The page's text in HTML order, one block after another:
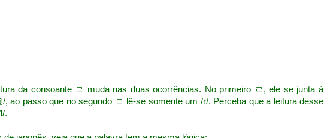
da consoante ㄹ muda nas duas ocorrências. No primeiro ㄹ, ele se junta à
, ao passo que no segundo ㄹ lê-se somente um /r/. Perceba que a leitura desse
.